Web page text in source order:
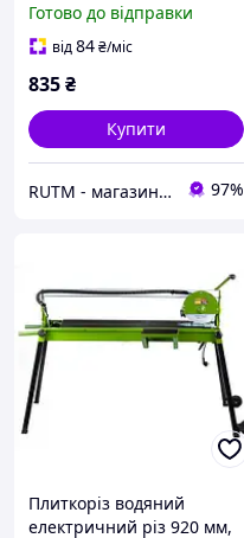
охолодження диска
Mechanic
Готово до відправки
від84₴/міс
835₴
Купити
RUTM - магазин якісних інструментів та обладнання 97%
Плиткоріз водяний
електричний різ 920 мм,